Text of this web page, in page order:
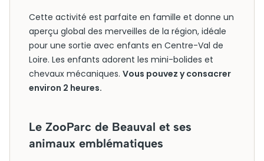
Cette activité est parfaite en famille et donne un
aperçu global des merveilles de la région, idéale
pour une sortie avec enfants en Centre-Val de
Loire. Les enfants adorent les mini-bolides et
chevaux mécaniques. Vous pouvez y consacrer
environ 2 heures.
Le ZooParc de Beauval et ses
animaux emblématiques